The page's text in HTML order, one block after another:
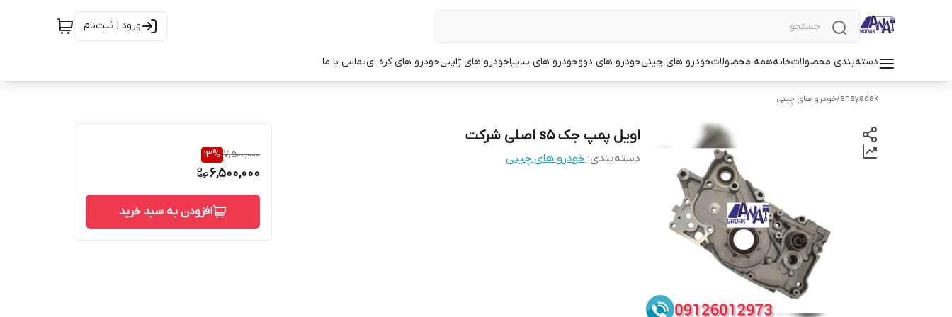
ورود | ثبت‌نام
دسته‌بندی محصولاتخانههمه محصولاتخودرو های چینیخودرو های دووخودرو های سایپاخودرو های ژاپنیخودرو های کره ایتماس با ما
anayadak
/خودرو های چینی
اویل پمپ جک s5 اصلی شرکت
دسته‌بندی: خودرو های چینی 7,500,000
13%
6,500,000
افزودن به سبد خرید